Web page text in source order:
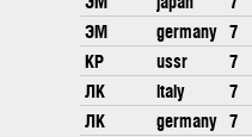
ЭМ
germany 7
КР
ussr 7
ЛК
italy 7
ЛК
germany 7